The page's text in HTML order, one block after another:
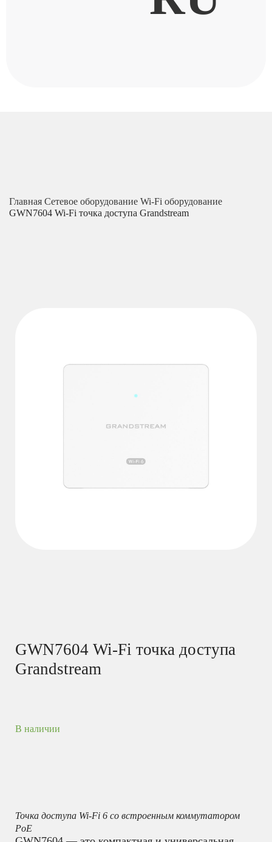
Главная Сетевое оборудование Wi-Fi оборудование
GWN7604 Wi-Fi точка доступа Grandstream
GWN7604 Wi-Fi точка доступа
Grandstream
В наличии
Точка доступа Wi-Fi 6 со встроенным коммутатором
PoE